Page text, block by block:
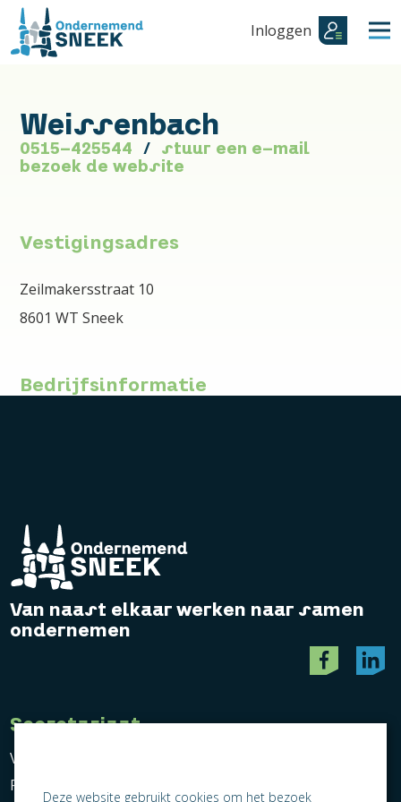
Inloggen
Weissenbach
0515-425544
stuur een e-mail
bezoek de website
Vestigingsadres
Zeilmakersstraat 10
8601 WT Sneek
Bedrijfsinformatie
Van naast elkaar werken naar samen
ondernemen
Secretariaat
Vereniging Ondernemend Sneek
Postbus 464
Deze website gebruikt cookies om het bezoek